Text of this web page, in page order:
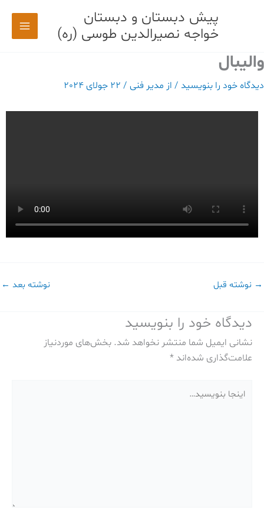
پیش دبستان و دبستان
خواجه نصیرالدین طوسی (ره)
والیبال
دیدگاه‌ خود را بنویسید / از مدیر فنی / 22 جولای 2024
→ نوشته قبل نوشته بعد ←
دیدگاه‌ خود را بنویسید
نشانی ایمیل شما منتشر نخواهد شد. بخش‌های موردنیاز
علامت‌گذاری شده‌اند *
بنویسید…